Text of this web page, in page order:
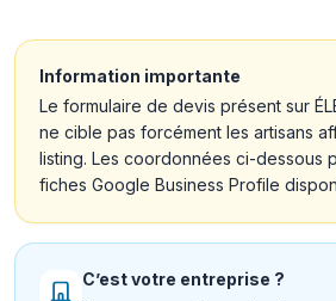
Information importante
Le formulaire de devis présent sur
ne cible pas forcément les artisans
listing. Les coordonnées ci-dessous
fiches Google Business Profile
C’est votre entreprise ?